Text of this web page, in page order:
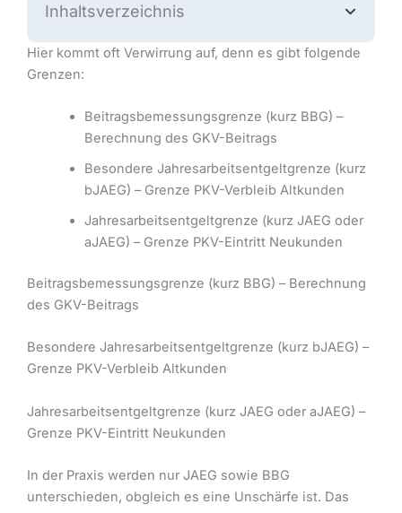
Inhaltsverzeichnis
Hier kommt oft Verwirrung auf, denn es gibt folgende
Grenzen:
Beitragsbemessungsgrenze (kurz BBG) –
Berechnung des GKV-Beitrags
Besondere Jahresarbeitsentgeltgrenze (kurz
bJAEG) – Grenze PKV-Verbleib Altkunden
Jahresarbeitsentgeltgrenze (kurz JAEG oder
aJAEG) – Grenze PKV-Eintritt Neukunden
Beitragsbemessungsgrenze (kurz BBG) – Berechnung
des GKV-Beitrags
Besondere Jahresarbeitsentgeltgrenze (kurz bJAEG) –
Grenze PKV-Verbleib Altkunden
Jahresarbeitsentgeltgrenze (kurz JAEG oder aJAEG) –
Grenze PKV-Eintritt Neukunden
In der Praxis werden nur JAEG sowie BBG
unterschieden, obgleich es eine Unschärfe ist. Das